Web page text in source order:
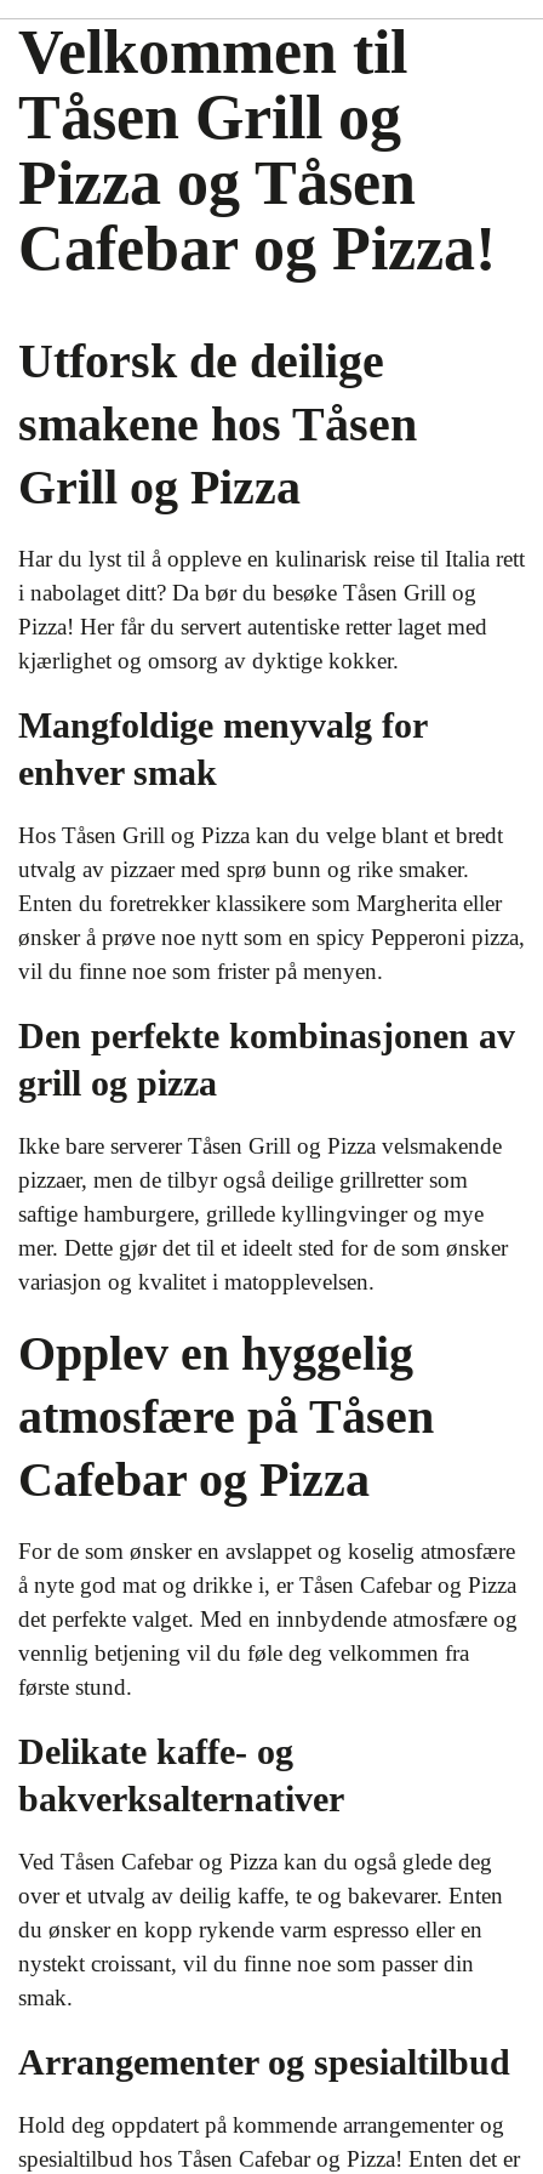
Velkommen til
Tåsen Grill og
Pizza og Tåsen
Cafebar og Pizza!
Utforsk de deilige
smakene hos Tåsen
Grill og Pizza
Har du lyst til å oppleve en kulinarisk reise til Italia rett
i nabolaget ditt? Da bør du besøke Tåsen Grill og
Pizza! Her får du servert autentiske retter laget med
kjærlighet og omsorg av dyktige kokker.
Mangfoldige menyvalg for
enhver smak
Hos Tåsen Grill og Pizza kan du velge blant et bredt
utvalg av pizzaer med sprø bunn og rike smaker.
Enten du foretrekker klassikere som Margherita eller
ønsker å prøve noe nytt som en spicy Pepperoni pizza,
vil du finne noe som frister på menyen.
Den perfekte kombinasjonen av
grill og pizza
Ikke bare serverer Tåsen Grill og Pizza velsmakende
pizzaer, men de tilbyr også deilige grillretter som
saftige hamburgere, grillede kyllingvinger og mye
mer. Dette gjør det til et ideelt sted for de som ønsker
variasjon og kvalitet i matopplevelsen.
Opplev en hyggelig
atmosfære på Tåsen
Cafebar og Pizza
For de som ønsker en avslappet og koselig atmosfære
å nyte god mat og drikke i, er Tåsen Cafebar og Pizza
det perfekte valget. Med en innbydende atmosfære og
vennlig betjening vil du føle deg velkommen fra
første stund.
Delikate kaffe- og
bakverksalternativer
Ved Tåsen Cafebar og Pizza kan du også glede deg
over et utvalg av deilig kaffe, te og bakevarer. Enten
du ønsker en kopp rykende varm espresso eller en
nystekt croissant, vil du finne noe som passer din
smak.
Arrangementer og spesialtilbud
Hold deg oppdatert på kommende arrangementer og
spesialtilbud hos Tåsen Cafebar og Pizza! Enten det er